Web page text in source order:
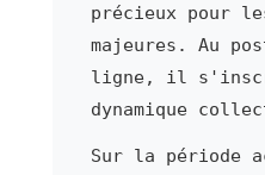
précieux pour
majeures. Au
ligne, il
dynamique
Sur la période